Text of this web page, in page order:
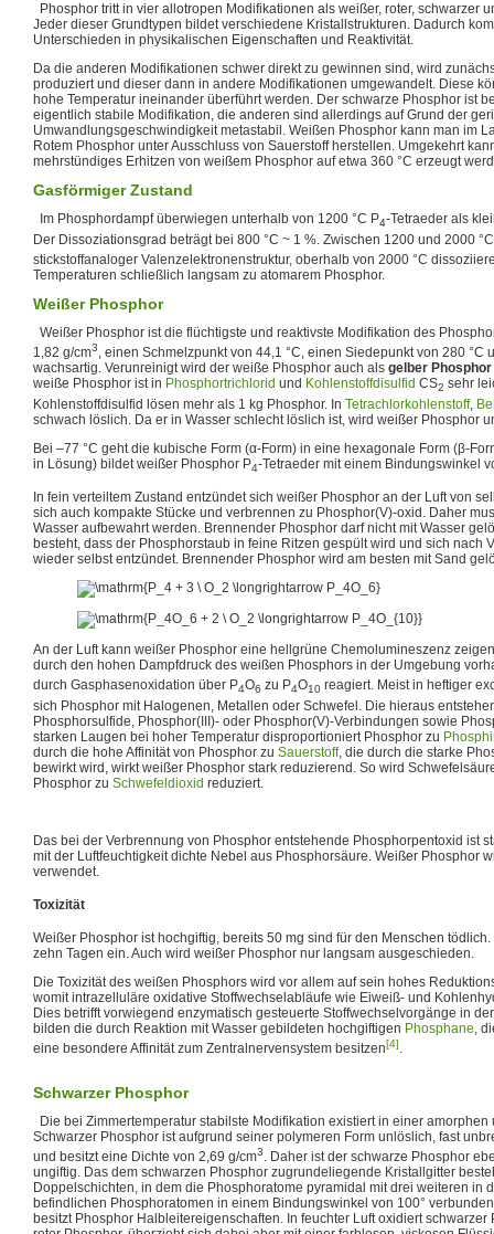
Phosphor tritt in vier allotropen Modifikationen als weißer, roter, schwarzer
Jeder dieser Grundtypen bildet verschiedene Kristallstrukturen. Dadurch
Unterschieden in physikalischen Eigenschaften und Reaktivität.
Da die anderen Modifikationen schwer direkt zu gewinnen sind, wird
produziert und dieser dann in andere Modifikationen umgewandelt. Diese
hohe Temperatur ineinander überführt werden. Der schwarze Phosphor ist
eigentlich stabile Modifikation, die anderen sind allerdings auf Grund der
Umwandlungsgeschwindigkeit metastabil. Weißen Phosphor kann man im
Rotem Phosphor unter Ausschluss von Sauerstoff herstellen. Umgekehrt
mehrstündiges Erhitzen von weißem Phosphor auf etwa 360 °C erzeugt
Gasförmiger Zustand
Im Phosphordampf überwiegen unterhalb von 1200 °C P4-Tetraeder als
Der Dissoziationsgrad beträgt bei 800 °C ~ 1 %. Zwischen 1200 und 2000
stickstoffanaloger Valenzelektronenstruktur, oberhalb von 2000 °C
Temperaturen schließlich langsam zu atomarem Phosphor.
Weißer Phosphor
Weißer Phosphor ist die flüchtigste und reaktivste Modifikation des
1,82 g/cm3, einen Schmelzpunkt von 44,1 °C, einen Siedepunkt von 280 °C
wachsartig. Verunreinigt wird der weiße Phosphor auch als gelber Phosphor
weiße Phosphor ist in Phosphortrichlorid und Kohlenstoffdisulfid CS2 sehr
Kohlenstoffdisulfid lösen mehr als 1 kg Phosphor. In Tetrachlorkohlenstoff,
schwach löslich. Da er in Wasser schlecht löslich ist, wird weißer Phosphor
Bei –77 °C geht die kubische Form (α-Form) in eine hexagonale Form (β-
in Lösung) bildet weißer Phosphor P4-Tetraeder mit einem Bindungswinkel
In fein verteiltem Zustand entzündet sich weißer Phosphor an der Luft von
sich auch kompakte Stücke und verbrennen zu Phosphor(V)-oxid. Daher
Wasser aufbewahrt werden. Brennender Phosphor darf nicht mit Wasser
besteht, dass der Phosphorstaub in feine Ritzen gespült wird und sich nach
wieder selbst entzündet. Brennender Phosphor wird am besten mit Sand
An der Luft kann weißer Phosphor eine hellgrüne Chemolumineszenz
durch den hohen Dampfdruck des weißen Phosphors in der Umgebung
durch Gasphasenoxidation über P4O6 zu P4O10 reagiert. Meist in heftiger
sich Phosphor mit Halogenen, Metallen oder Schwefel. Die hieraus
Phosphorsulfide, Phosphor(III)- oder Phosphor(V)-Verbindungen sowie
starken Laugen bei hoher Temperatur disproportioniert Phosphor zu
durch die hohe Affinität von Phosphor zu Sauerstoff, die durch die starke
bewirkt wird, wirkt weißer Phosphor stark reduzierend. So wird
Phosphor zu Schwefeldioxid reduziert.
Das bei der Verbrennung von Phosphor entstehende Phosphorpentoxid ist
mit der Luftfeuchtigkeit dichte Nebel aus Phosphorsäure. Weißer Phosphor
verwendet.
Toxizität
Weißer Phosphor ist hochgiftig, bereits 50 mg sind für den Menschen tödlich.
zehn Tagen ein. Auch wird weißer Phosphor nur langsam ausgeschieden.
Die Toxizität des weißen Phosphors wird vor allem auf sein hohes
womit intrazelluläre oxidative Stoffwechselabläufe wie Eiweiß- und
Dies betrifft vorwiegend enzymatisch gesteuerte Stoffwechselvorgänge in
bilden die durch Reaktion mit Wasser gebildeten hochgiftigen Phosphane ,
eine besondere Affinität zum Zentralnervensystem besitzen[4]
Schwarzer Phosphor
Die bei Zimmertemperatur stabilste Modifikation existiert in einer
Schwarzer Phosphor ist aufgrund seiner polymeren Form unlöslich, fast
und besitzt eine Dichte von 2,69 g/cm3
. Daher ist der schwarze Phosphor
ungiftig. Das dem schwarzen Phosphor zugrundeliegende Kristallgitter
Doppelschichten, in dem die Phosphoratome pyramidal mit drei weiteren in
befindlichen Phosphoratomen in einem Bindungswinkel von 100°
besitzt Phosphor Halbleitereigenschaften. In feuchter Luft oxidiert